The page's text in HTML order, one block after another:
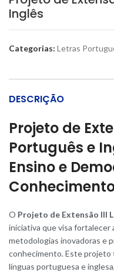
Inglês
Categorias: Letras
DESCRIÇÃO
Projeto de
Português e
Ensino e
O Projeto de Extensão III
iniciativa que visa fortalecer
metodologias inovadoras e
conhecimento. Este projeto
línguas portuguesa e